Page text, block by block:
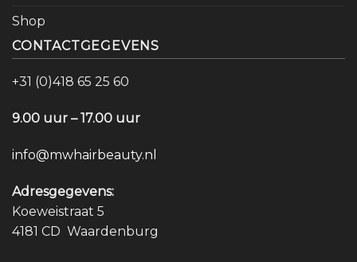
Shop
CONTACTGEGEVENS
+31 (0)418 65 25 60
9.00 uur – 17.00 uur
info@mwhairbeauty.nl
Adresgegevens:
Koeweistraat 5
4181 CD Waardenburg